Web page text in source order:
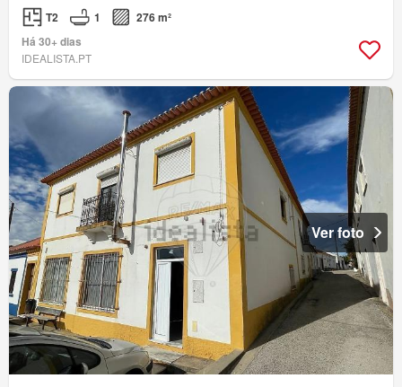
T2 1
276 m²
Há 30+ dias
IDEALISTA.PT
Ver foto